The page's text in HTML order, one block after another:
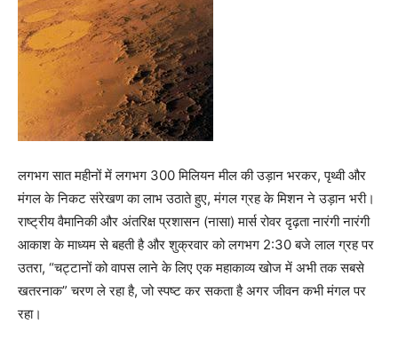
लगभग सात महीनों में लगभग 300 मिलियन मील की उड़ान भरकर, पृथ्वी और
मंगल के निकट संरेखण का लाभ उठाते हुए, मंगल ग्रह के मिशन ने उड़ान भरी।
राष्ट्रीय वैमानिकी और अंतरिक्ष प्रशासन (नासा) मार्स रोवर दृढ़ता नारंगी नारंगी
आकाश के माध्यम से बहती है और शुक्रवार को लगभग 2:30 बजे लाल ग्रह पर
उतरा, “चट्टानों को वापस लाने के लिए एक महाकाव्य खोज में अभी तक सबसे
खतरनाक” चरण ले रहा है, जो स्पष्ट कर सकता है अगर जीवन कभी मंगल पर
रहा।